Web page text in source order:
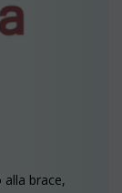
brace,